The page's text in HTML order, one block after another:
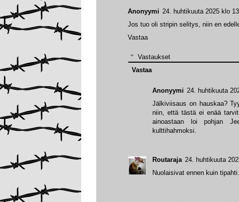
Anonyymi 24. huhtikuuta 2025 klo
Jos tuo oli stripin selitys, niin en
Vastaa
Vastaukset
Anonyymi 24. huhtikuuta
Jälkiviisaus on hauskaa?
niin, että tästä ei enää
ainoastaan loi pohjan
kulttihahmoksi.
Routaraja 24. huhtikuuta
Nuolaisivat ennen kuin
Vastaa